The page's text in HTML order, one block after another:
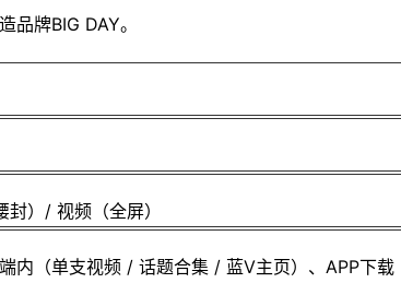
品牌BIG DAY。
封）/ 视频（全屏）
内（单支视频 / 话题合集 / 蓝V主页）、APP下